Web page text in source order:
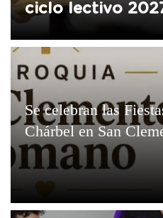
ciclo lectivo
Se celebran las
Chárbel en San